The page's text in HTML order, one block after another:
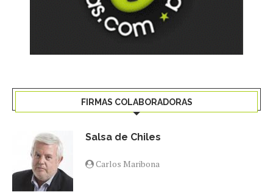
FIRMAS COLABORADORAS
Salsa de Chiles
Carlos Maribona